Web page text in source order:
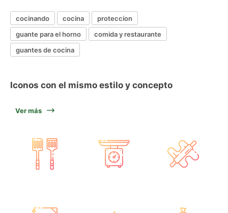
cocinando cocina
proteccion
guante para el horno
comida y restaurante
guantes de cocina
Iconos con el mismo estilo y concepto
Ver más